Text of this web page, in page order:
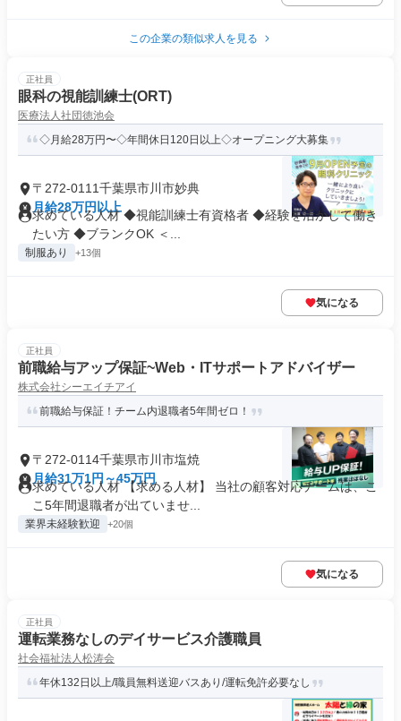
この企業の類似求人を見る
正社員
眼科の視能訓練士(ORT)
医療法人社団徳池会
◇月給28万円〜◇年間休日120日以上◇オープニング大募集
〒272-0111千葉県市川市妙典
月給28万円以上
求めている人材 ◆視能訓練士有資格者 ◆経験を活かして働き
たい方 ◆ブランクOK ＜...
制服あり +13個
気になる
正社員
前職給与アップ保証~Web・ITサポートアドバイザー
株式会社シーエイチアイ
前職給与保証！チーム内退職者5年間ゼロ！
〒272-0114千葉県市川市塩焼
月給31万1円～45万円
求めている人材 【求める人材】 当社の顧客対応チームは、こ
こ5年間退職者が出ていませ...
業界未経験歓迎 +20個
気になる
正社員
運転業務なしのデイサービス介護職員
社会福祉法人松涛会
年休132日以上/職員無料送迎バスあり/運転免許必要なし